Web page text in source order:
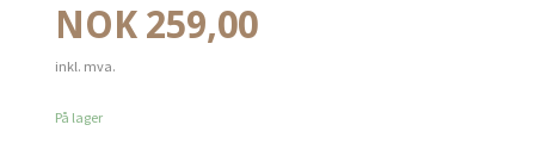
Pris
NOK 259,00
inkl. mva.
På lager